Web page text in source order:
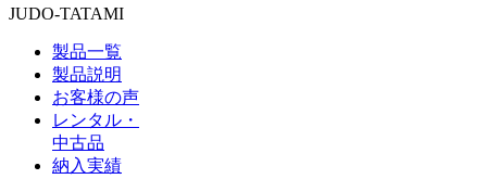
JUDO-TATAMI
製品一覧
製品説明
お客様の声
レンタル・
中古品
納入実績